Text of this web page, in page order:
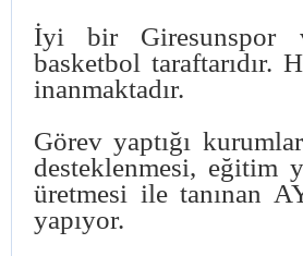
İyi bir Giresunspor
basketbol taraftarıdır.
inanmaktadır.
Görev yaptığı
desteklenmesi, eğitim
üretmesi ile tanınan
yapıyor.